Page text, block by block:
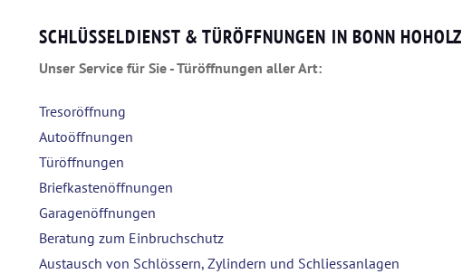
SCHLÜSSELDIENST & TÜRÖFFNUNGEN IN BONN HOHOLZ
Unser Service für Sie - Türöffnungen aller Art:
Tresoröffnung
Autoöffnungen
Türöffnungen
Briefkastenöffnungen
Garagenöffnungen
Beratung zum Einbruchschutz
Austausch von Schlössern, Zylindern und Schliessanlagen